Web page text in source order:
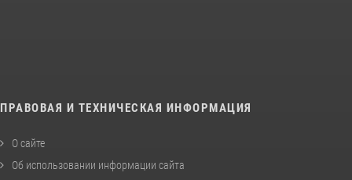
ПРАВОВАЯ И ТЕХНИЧЕСКАЯ ИНФОРМАЦИЯ
О сайте
Об использовании информации сайта